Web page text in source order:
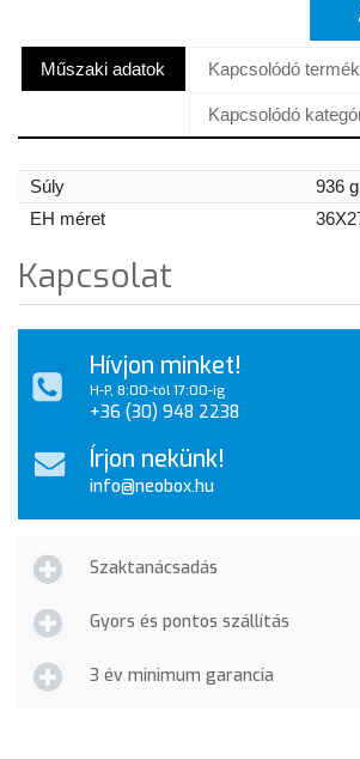
Műszaki adatok Kapcsolódó
Kapcsolódó
Súly
936 g
EH méret
Kapcsolat
Hívjon minket!
H-P, 8:00-tól 17:00-ig
+36 (30) 948 2238
Írjon nekünk!
info@neobox.hu
Szaktanácsadás
Gyors és pontos szállítás
3 év minimum garancia